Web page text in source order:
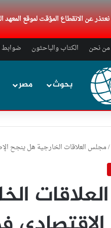
نعتذر عن الانقطاع المؤقت لموقع
من نحن الكتاب والباحثون ضوابط
بحوث مصر
/مجلس العلاقات الخارجية هل ينجح